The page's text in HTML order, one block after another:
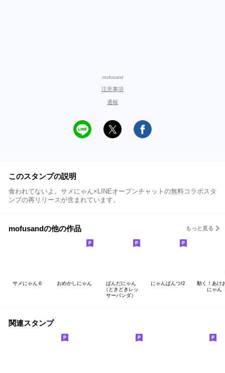
mofusand
注意事項
通報
このスタンプの説明
食われてないよ。サメにゃん×LINEオープンチャットの無料コラボスタ
ンプの再リリースが含まれています。
mofusandの他の作品 もっと見る
サメにゃん６ おめかしにゃん
ぱんだにゃん
（ときどきレッ
サーパンダ）
にゃんぱんつ!2
動く！あけ
にゃん
関連スタンプ